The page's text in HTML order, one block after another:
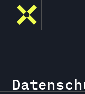
Datensch